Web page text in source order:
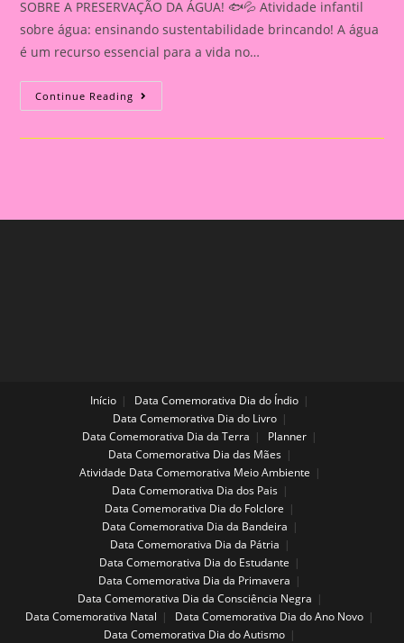
SOBRE A PRESERVAÇÃO DA ÁGUA! 🐟💦 Atividade infantil
sobre água: ensinando sustentabilidade brincando! A água
é um recurso essencial para a vida no…
Continue Reading ATIVIDADE
LÚDICA
Início
Data Comemorativa Dia do Índio
Data Comemorativa Dia do Livro
Data Comemorativa Dia da Terra
Planner
Data Comemorativa Dia das Mães
Atividade Data Comemorativa Meio Ambiente
Data Comemorativa Dia dos Pais
Data Comemorativa Dia do Folclore
Data Comemorativa Dia da Bandeira
Data Comemorativa Dia da Pátria
Data Comemorativa Dia do Estudante
Data Comemorativa Dia da Primavera
Data Comemorativa Dia da Consciência Negra
Data Comemorativa Natal
Data Comemorativa Dia do Ano Novo
Data Comemorativa Dia do Autismo